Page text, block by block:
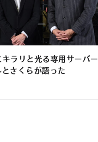
ラリと光る専用サーバー
さくらが語った